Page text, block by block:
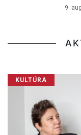
9.
KULTÚRA